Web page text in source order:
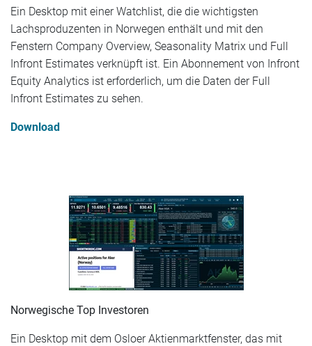
Ein Desktop mit einer Watchlist, die die wichtigsten
Lachsproduzenten in Norwegen enthält und mit den
Fenstern Company Overview, Seasonality Matrix und Full
Infront Estimates verknüpft ist. Ein Abonnement von Infront
Equity Analytics ist erforderlich, um die Daten der Full
Infront Estimates zu sehen.
Download
Norwegische Top Investoren
Ein Desktop mit dem Osloer Aktienmarktfenster, das mit